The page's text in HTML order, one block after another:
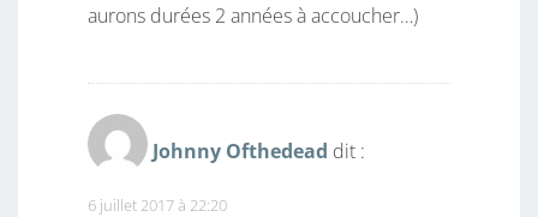
aurons durées 2 années à accoucher…)
Johnny Ofthedead dit :
6 juillet 2017 à 22:20